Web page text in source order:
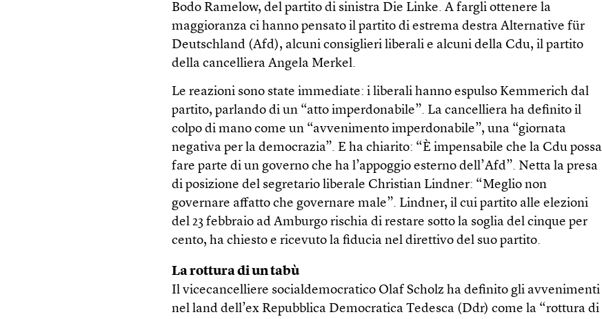
Bodo Ramelow, del partito di sinistra Die Linke. A fargli ottenere la
maggioranza ci hanno pensato il partito di estrema destra Alternative für
Deutschland (Afd), alcuni consiglieri liberali e alcuni della Cdu, il partito
della cancelliera Angela Merkel.
Le reazioni sono state immediate: i liberali hanno espulso Kemmerich dal
partito, parlando di un “atto imperdonabile”. La cancelliera ha definito il
colpo di mano come un “avvenimento imperdonabile”, una “giornata
negativa per la democrazia”. E ha chiarito: “È impensabile che la Cdu possa
fare parte di un governo che ha l’appoggio esterno dell’Afd”. Netta la presa
di posizione del segretario liberale Christian Lindner: “Meglio non
governare affatto che governare male”. Lindner, il cui partito alle elezioni
del 23 febbraio ad Amburgo rischia di restare sotto la soglia del cinque per
cento, ha chiesto e ricevuto la fiducia nel direttivo del suo partito.
La rottura di un tabù
Il vicecancelliere socialdemocratico Olaf Scholz ha definito gli avvenimenti
nel land dell’ex Repubblica Democratica Tedesca (Ddr) come la “rottura di